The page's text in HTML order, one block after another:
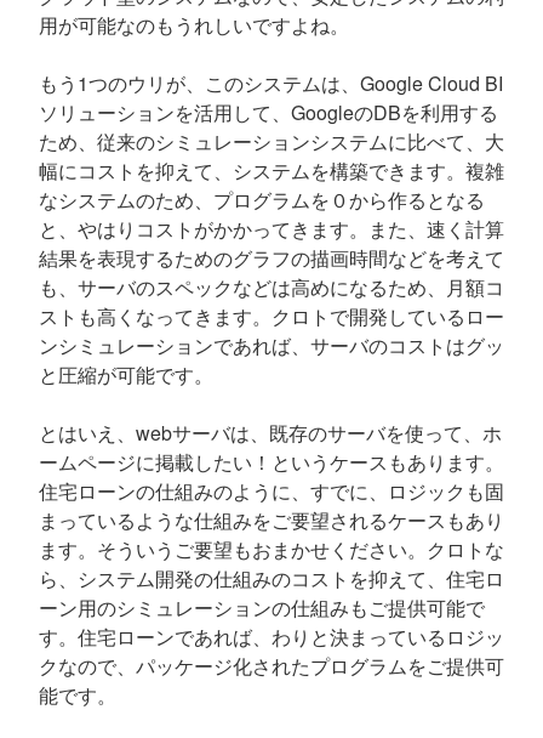
用が可能なのもうれしいですよね。
もう1つのウリが、このシステムは、Google Cloud BI
ソリューションを活用して、GoogleのDBを利用する
ため、従来のシミュレーションシステムに比べて、大
幅にコストを抑えて、システムを構築できます。複雑
なシステムのため、プログラムを０から作るとなる
と、やはりコストがかかってきます。また、速く計算
結果を表現するためのグラフの描画時間などを考えて
も、サーバのスペックなどは高めになるため、月額コ
ストも高くなってきます。クロトで開発しているロー
ンシミュレーションであれば、サーバのコストはグッ
と圧縮が可能です。
とはいえ、webサーバは、既存のサーバを使って、ホ
ームページに掲載したい！というケースもあります。
住宅ローンの仕組みのように、すでに、ロジックも固
まっているような仕組みをご要望されるケースもあり
ます。そういうご要望もおまかせください。クロトな
ら、システム開発の仕組みのコストを抑えて、住宅ロ
ーン用のシミュレーションの仕組みもご提供可能で
す。住宅ローンであれば、わりと決まっているロジッ
クなので、パッケージ化されたプログラムをご提供可
能です。